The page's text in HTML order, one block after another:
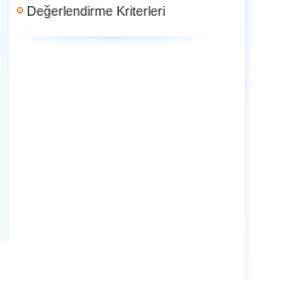
Değerlendirme Kriterleri